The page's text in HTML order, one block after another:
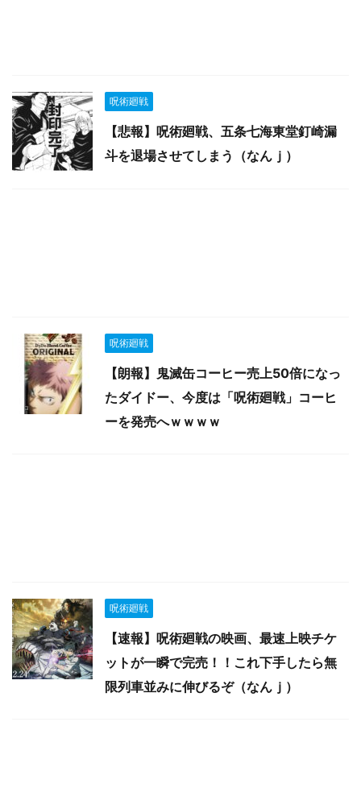
呪術廻戦
【悲報】呪術廻戦、五条七海東堂釘崎漏
斗を退場させてしまう（なんｊ）
呪術廻戦
【朗報】鬼滅缶コーヒー売上50倍になっ
たダイドー、今度は「呪術廻戦」コーヒ
ーを発売へｗｗｗｗ
呪術廻戦
【速報】呪術廻戦の映画、最速上映チケ
ットが一瞬で完売！！これ下手したら無
限列車並みに伸びるぞ（なんｊ）